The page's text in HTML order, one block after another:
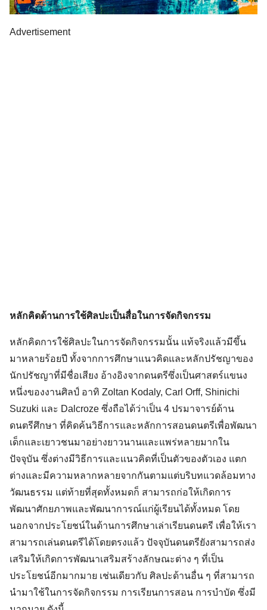
Advertisement
หลักคิดด้านการใช้ศิลปะเป็นสื่อในการจัดกิจกรรม
หลักคิดการใช้ศิลปะในการจัดกิจกรรมนั้น แท้จริงแล้วมีขึ้น
มาหลายร้อยปี ทั้งจากการศึกษาแนวคิดและหลักปรัชญาของ
นักปรัชญาที่มีชื่อเสียง อ้างอิงจากดนตรีซึ่งเป็นศาสตร์แขนง
หนึ่งของงานศิลป์ อาทิ Zoltan Kodaly, Carl Orff, Shinichi
Suzuki และ Dalcroze ซึ่งถือได้ว่าเป็น 4 ปรมาจารย์ด้าน
ดนตรีศึกษา ที่คิดค้นวิธีการและหลักการสอนดนตรีเพื่อพัฒนา
เด็กและเยาวชนมาอย่างยาวนานและแพร่หลายมากใน
ปัจจุบัน ซึ่งต่างมีวิธีการและแนวคิดที่เป็นตัวของตัวเอง แตก
ต่างและมีความหลากหลายจากกันตามแต่บริบทแวดล้อมทาง
วัฒนธรรม แต่ท้ายที่สุดทั้งหมดก็ สามารถก่อให้เกิดการ
พัฒนาศักยภาพและพัฒนาการณ์แก่ผู้เรียนได้ทั้งหมด โดย
นอกจากประโยชน์ในด้านการศึกษาเล่าเรียนดนตรี เพื่อให้เรา
สามารถเล่นดนตรีได้โดยตรงแล้ว ปัจจุบันดนตรียังสามารถส่ง
เสริมให้เกิดการพัฒนาเสริมสร้างลักษณะต่าง ๆ ที่เป็น
ประโยชน์อีกมากมาย เช่นเดียวกับ ศิลปะด้านอื่น ๆ ที่สามารถ
นำมาใช้ในการจัดกิจกรรม การเรียนการสอน การบำบัด ซึ่งมี